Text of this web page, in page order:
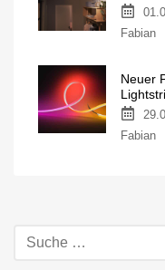
Fabian
Neuer
Fabian